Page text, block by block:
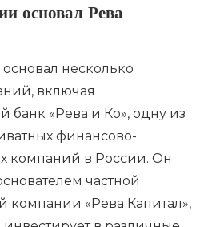
основал Рева
несколько
включая
банк «Рева и Ко», одну из
финансово-
компаний в России. Он
частной
компании «Рева Капитал»,